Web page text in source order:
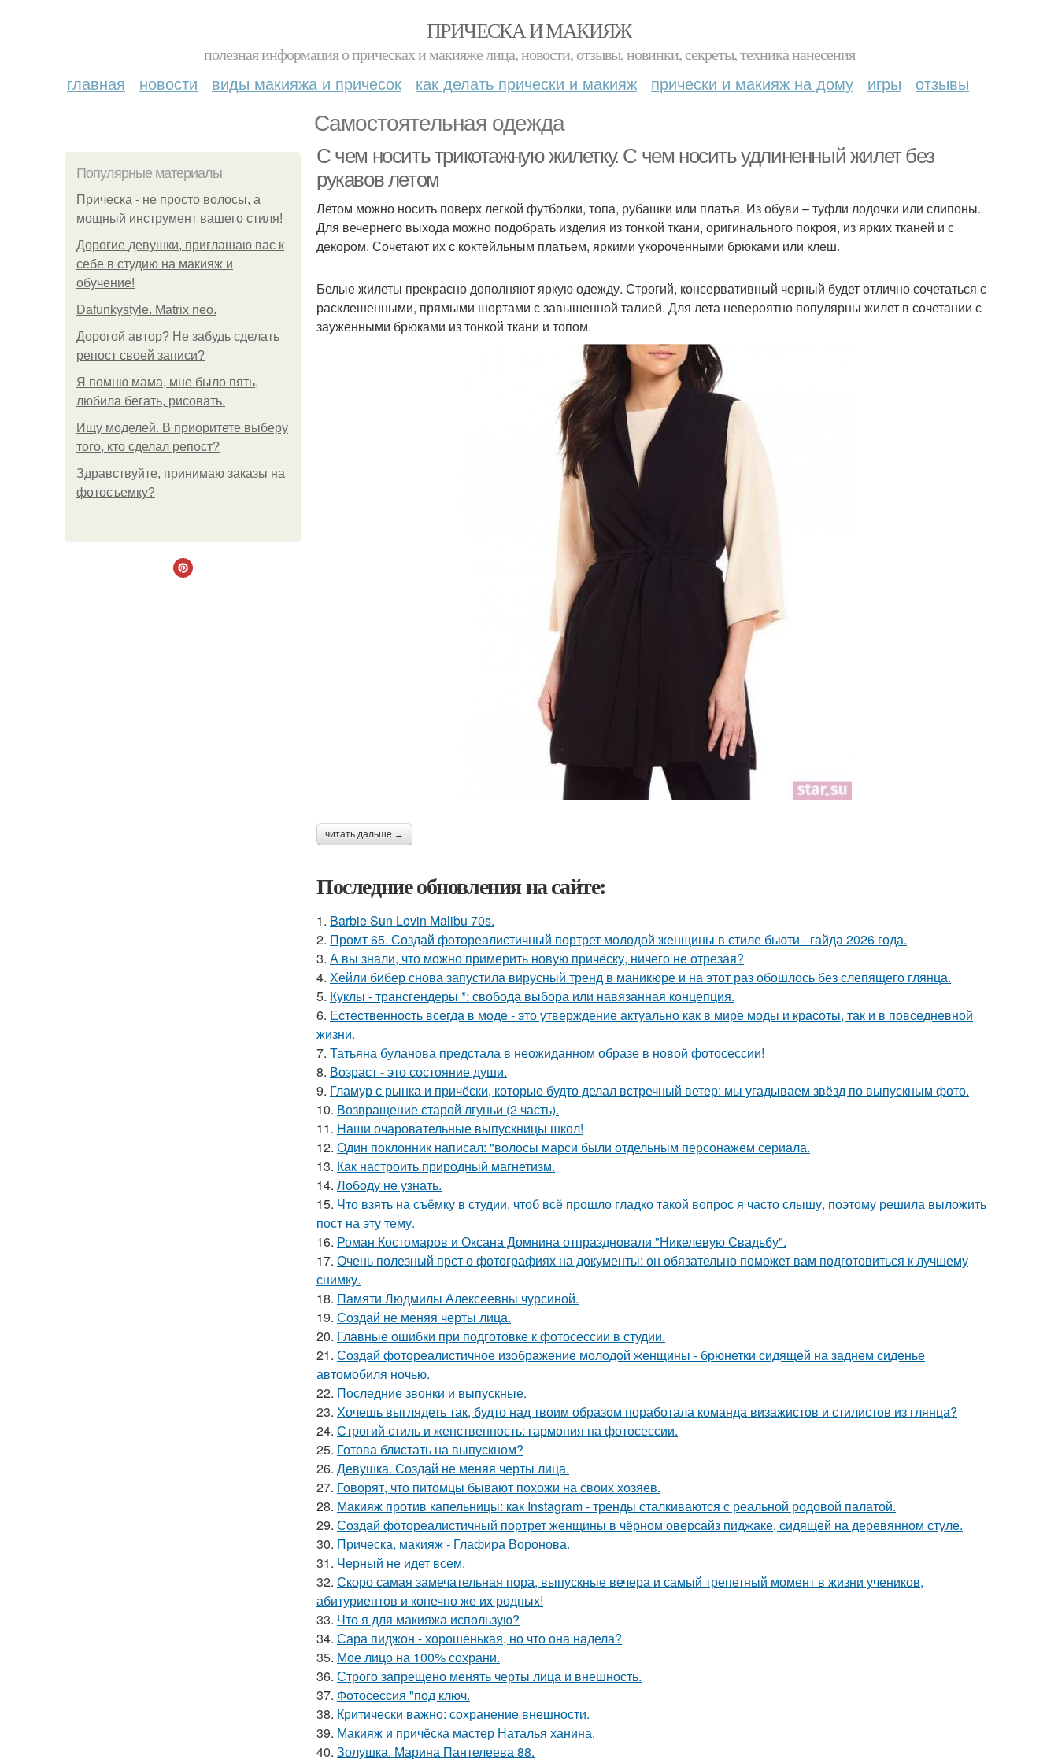
ПРИЧЕСКА И МАКИЯЖ
полезная информация о прическах и макияже лица, новости, отзывы, новинки, секреты, техника нанесения
главная новости виды макияжа и причесок как делать прически и макияж прически и макияж на дому игры отзывы
Самостоятельная одежда
Популярные материалы
Прическа - не просто волосы, а
мощный инструмент вашего стиля!
Дорогие девушки, приглашаю вас к
себе в студию на макияж и
обучение!
Dafunkystyle. Matrix neo.
Дорогой автор? Не забудь сделать
репост своей записи?
Я помню мама, мне было пять,
любила бегать, рисовать.
Ищу моделей. В приоритете выберу
того, кто сделал репост?
Здравствуйте, принимаю заказы на
фотосъемку?
С чем носить трикотажную жилетку. С чем носить удлиненный жилет без
рукавов летом
Летом можно носить поверх легкой футболки, топа, рубашки или платья. Из обуви – туфли лодочки или слипоны.
Для вечернего выхода можно подобрать изделия из тонкой ткани, оригинального покроя, из ярких тканей и с
декором. Сочетают их с коктейльным платьем, яркими укороченными брюками или клеш.
Белые жилеты прекрасно дополняют яркую одежду. Строгий, консервативный черный будет отлично сочетаться с
расклешенными, прямыми шортами с завышенной талией. Для лета невероятно популярны жилет в сочетании с
зауженными брюками из тонкой ткани и топом.
читать дальше →
Последние обновления на сайте:
1. Barbie Sun Lovin Malibu 70s.
2. Промт 65. Создай фотореалистичный портрет молодой женщины в стиле бьюти - гайда 2026 года.
3. А вы знали, что можно примерить новую причёску, ничего не отрезая?
4. Хейли бибер снова запустила вирусный тренд в маникюре и на этот раз обошлось без слепящего глянца.
5. Куклы - трансгендеры *: свобода выбора или навязанная концепция.
6. Естественность всегда в моде - это утверждение актуально как в мире моды и красоты, так и в повседневной
жизни.
7. Татьяна буланова предстала в неожиданном образе в новой фотосессии!
8. Возраст - это состояние души.
9. Гламур с рынка и причёски, которые будто делал встречный ветер: мы угадываем звёзд по выпускным фото.
10. Возвращение старой лгуньи (2 часть).
11. Наши очаровательные выпускницы школ!
12. Один поклонник написал: "волосы марси были отдельным персонажем сериала.
13. Как настроить природный магнетизм.
14. Лободу не узнать.
15. Что взять на съёмку в студии, чтоб всё прошло гладко такой вопрос я часто слышу, поэтому решила выложить
пост на эту тему.
16. Роман Костомаров и Оксана Домнина отпраздновали "Никелевую Свадьбу".
17. Очень полезный прст о фотографиях на документы: он обязательно поможет вам подготовиться к лучшему
снимку.
18. Памяти Людмилы Алексеевны чурсиной.
19. Создай не меняя черты лица.
20. Главные ошибки при подготовке к фотосессии в студии.
21. Создай фотореалистичное изображение молодой женщины - брюнетки сидящей на заднем сиденье
автомобиля ночью.
22. Последние звонки и выпускные.
23. Хочешь выглядеть так, будто над твоим образом поработала команда визажистов и стилистов из глянца?
24. Строгий стиль и женственность: гармония на фотосессии.
25. Готова блистать на выпускном?
26. Девушка. Создай не меняя черты лица.
27. Говорят, что питомцы бывают похожи на своих хозяев.
28. Макияж против капельницы: как Instagram - тренды сталкиваются с реальной родовой палатой.
29. Создай фотореалистичный портрет женщины в чёрном оверсайз пиджаке, сидящей на деревянном стуле.
30. Прическа, макияж - Глафира Воронова.
31. Черный не идет всем.
32. Скоро самая замечательная пора, выпускные вечера и самый трепетный момент в жизни учеников,
абитуриентов и конечно же их родных!
33. Что я для макияжа использую?
34. Сара пиджон - хорошенькая, но что она надела?
35. Мое лицо на 100% сохрани.
36. Строго запрещено менять черты лица и внешность.
37. Фотосессия "под ключ.
38. Критически важно: сохранение внешности.
39. Макияж и причёска мастер Наталья ханина.
40. Золушка. Марина Пантелеева 88.